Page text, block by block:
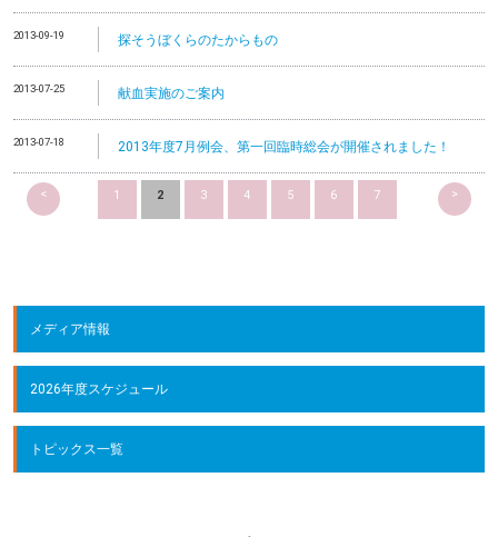
2013-09-19 探そうぼくらのたからもの
2013-07-25 献血実施のご案内
2013-07-18 2013年度7月例会、第一回臨時総会が開催されました！
< 1 2 3 4 5 6 7 >
メディア情報
2026年度スケジュール
トピックス一覧